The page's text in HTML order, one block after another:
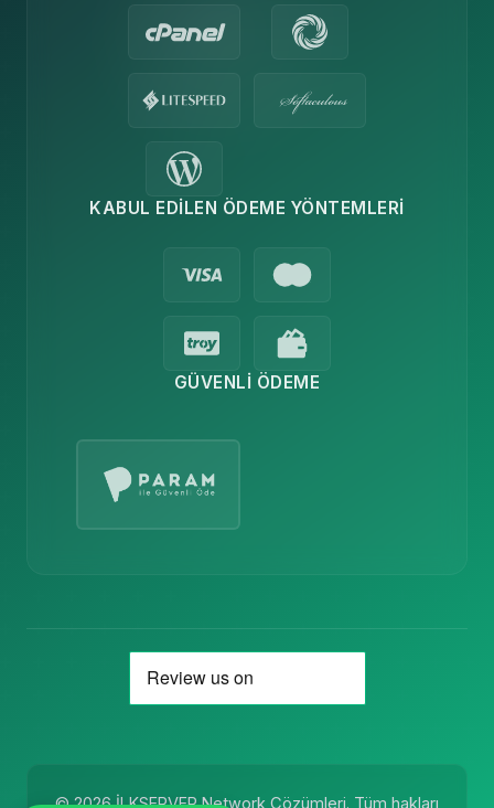
GÜVENLI ÖDEME
KABUL EDILEN ÖDEME YÖNTEMLERI
© 2026 İLKSERVER Network Çözümleri. Tüm hakları